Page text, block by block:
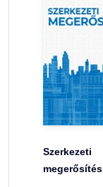
Szerkezeti
megerősítés